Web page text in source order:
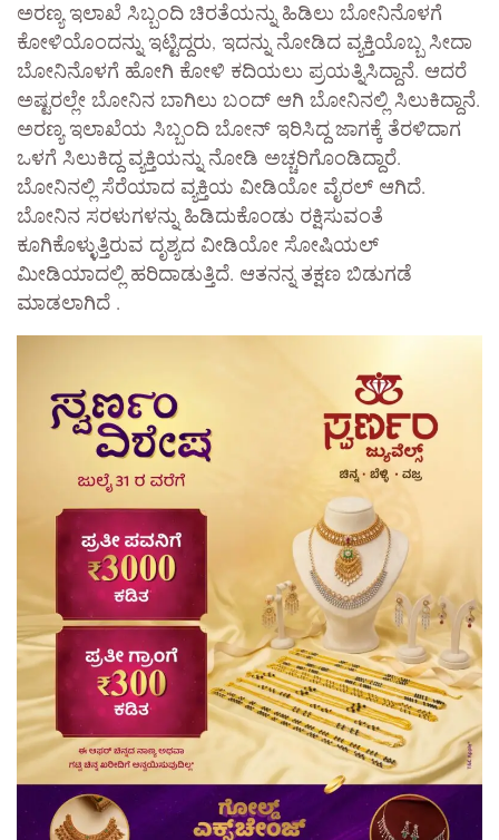
ಅರಣ್ಯ ಇಲಾಖೆ ಸಿಬ್ಬಂದಿ ಚಿರತೆಯನ್ನು ಹಿಡಿಲು ಬೋನಿನೊಳಗೆ
ಕೋಳಿಯೊಂದನ್ನು ಇಟ್ಟಿದ್ದರು, ಇದನ್ನು ನೋಡಿದ ವ್ಯಕ್ತಿಯೊಬ್ಬ ಸೀದಾ
ಬೋನಿನೊಳಗೆ ಹೋಗಿ ಕೋಳಿ ಕದಿಯಲು ಪ್ರಯತ್ನಿಸಿದ್ದಾನೆ. ಆದರೆ
ಅಷ್ಟರಲ್ಲೇ ಬೋನಿನ ಬಾಗಿಲು ಬಂದ್ ಆಗಿ ಬೋನಿನಲ್ಲಿ ಸಿಲುಕಿದ್ದಾನೆ.
ಅರಣ್ಯ ಇಲಾಖೆಯ ಸಿಬ್ಬಂದಿ ಬೋನ್ ಇರಿಸಿದ್ದ ಜಾಗಕ್ಕೆ ತೆರಳಿದಾಗ
ಒಳಗೆ ಸಿಲುಕಿದ್ದ ವ್ಯಕ್ತಿಯನ್ನು ನೋಡಿ ಅಚ್ಚರಿಗೊಂಡಿದ್ದಾರೆ.
ಬೋನಿನಲ್ಲಿ ಸೆರೆಯಾದ ವ್ಯಕ್ತಿಯ ವೀಡಿಯೋ ವೈರಲ್ ಆಗಿದೆ.
ಬೋನಿನ ಸರಳುಗಳನ್ನು ಹಿಡಿದುಕೊಂಡು ರಕ್ಷಿಸುವಂತೆ
ಕೂಗಿಕೊಳ್ಳುತ್ತಿರುವ ದೃಶ್ಯದ ವೀಡಿಯೋ ಸೋಷಿಯಲ್
ಮೀಡಿಯಾದಲ್ಲಿ ಹರಿದಾಡುತ್ತಿದೆ. ಆತನನ್ನ ತಕ್ಷಣ ಬಿಡುಗಡೆ
ಮಾಡಲಾಗಿದೆ .